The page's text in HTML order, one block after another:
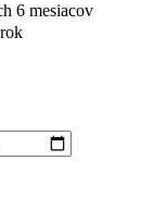
6 mesiacov